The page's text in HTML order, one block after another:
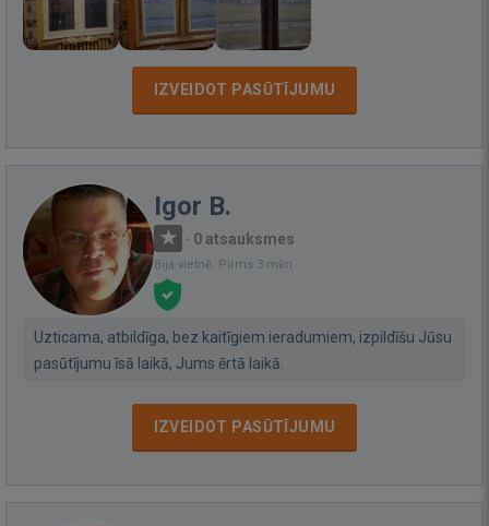
IZVEIDOT PASŪTĪJUMU
Igor B.
· 0 atsauksmes
Bija vietnē: Pirms 3 mēn.
Uzticama, atbildīga, bez kaitīgiem ieradumiem, izpildīšu Jūsu
pasūtījumu īsā laikā, Jums ērtā laikā.
IZVEIDOT PASŪTĪJUMU